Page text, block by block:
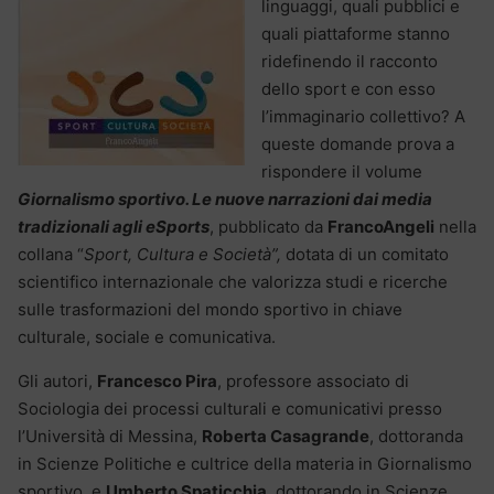
linguaggi, quali pubblici e
quali piattaforme stanno
ridefinendo il racconto
dello sport e con esso
l’immaginario collettivo? A
queste domande prova a
rispondere il volume
Giornalismo sportivo. Le nuove narrazioni dai media
tradizionali agli eSports, pubblicato da FrancoAngeli nella
collana “Sport, Cultura e Società”, dotata di un comitato
scientifico internazionale che valorizza studi e ricerche
sulle trasformazioni del mondo sportivo in chiave
culturale, sociale e comunicativa.
Gli autori, Francesco Pira, professore associato di
Sociologia dei processi culturali e comunicativi presso
l’Università di Messina, Roberta Casagrande, dottoranda
in Scienze Politiche e cultrice della materia in Giornalismo